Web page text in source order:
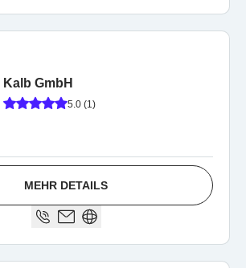
Kalb GmbH
5.0 (1)
MEHR DETAILS